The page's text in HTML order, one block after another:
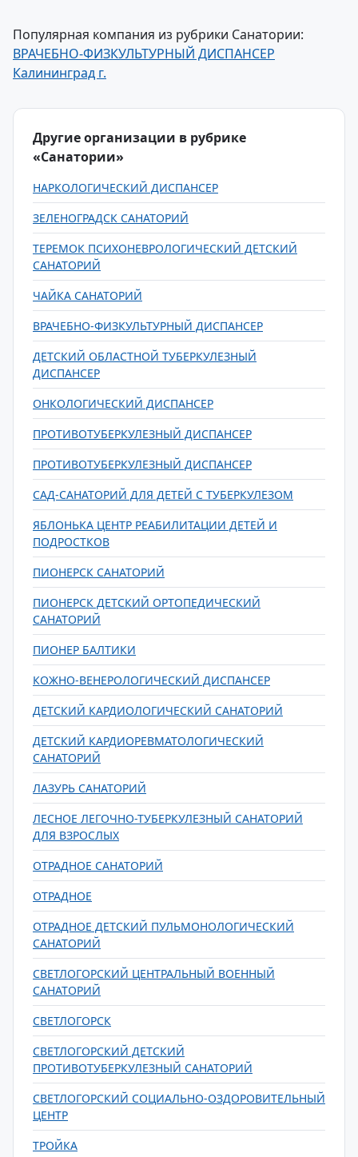
Популярная компания из рубрики Санатории:
ВРАЧЕБНО-ФИЗКУЛЬТУРНЫЙ ДИСПАНСЕР
Калининград г.
Другие организации в рубрике
«Санатории»
НАРКОЛОГИЧЕСКИЙ ДИСПАНСЕР
ЗЕЛЕНОГРАДСК САНАТОРИЙ
ТЕРЕМОК ПСИХОНЕВРОЛОГИЧЕСКИЙ ДЕТСКИЙ
САНАТОРИЙ
ЧАЙКА САНАТОРИЙ
ВРАЧЕБНО-ФИЗКУЛЬТУРНЫЙ ДИСПАНСЕР
ДЕТСКИЙ ОБЛАСТНОЙ ТУБЕРКУЛЕЗНЫЙ
ДИСПАНСЕР
ОНКОЛОГИЧЕСКИЙ ДИСПАНСЕР
ПРОТИВОТУБЕРКУЛЕЗНЫЙ ДИСПАНСЕР
ПРОТИВОТУБЕРКУЛЕЗНЫЙ ДИСПАНСЕР
САД-САНАТОРИЙ ДЛЯ ДЕТЕЙ С ТУБЕРКУЛЕЗОМ
ЯБЛОНЬКА ЦЕНТР РЕАБИЛИТАЦИИ ДЕТЕЙ И
ПОДРОСТКОВ
ПИОНЕРСК САНАТОРИЙ
ПИОНЕРСК ДЕТСКИЙ ОРТОПЕДИЧЕСКИЙ
САНАТОРИЙ
ПИОНЕР БАЛТИКИ
КОЖНО-ВЕНЕРОЛОГИЧЕСКИЙ ДИСПАНСЕР
ДЕТСКИЙ КАРДИОЛОГИЧЕСКИЙ САНАТОРИЙ
ДЕТСКИЙ КАРДИОРЕВМАТОЛОГИЧЕСКИЙ
САНАТОРИЙ
ЛАЗУРЬ САНАТОРИЙ
ЛЕСНОЕ ЛЕГОЧНО-ТУБЕРКУЛЕЗНЫЙ САНАТОРИЙ
ДЛЯ ВЗРОСЛЫХ
ОТРАДНОЕ САНАТОРИЙ
ОТРАДНОЕ
ОТРАДНОЕ ДЕТСКИЙ ПУЛЬМОНОЛОГИЧЕСКИЙ
САНАТОРИЙ
СВЕТЛОГОРСКИЙ ЦЕНТРАЛЬНЫЙ ВОЕННЫЙ
САНАТОРИЙ
СВЕТЛОГОРСК
СВЕТЛОГОРСКИЙ ДЕТСКИЙ
ПРОТИВОТУБЕРКУЛЕЗНЫЙ САНАТОРИЙ
СВЕТЛОГОРСКИЙ СОЦИАЛЬНО-ОЗДОРОВИТЕЛЬНЫЙ
ЦЕНТР
ТРОЙКА